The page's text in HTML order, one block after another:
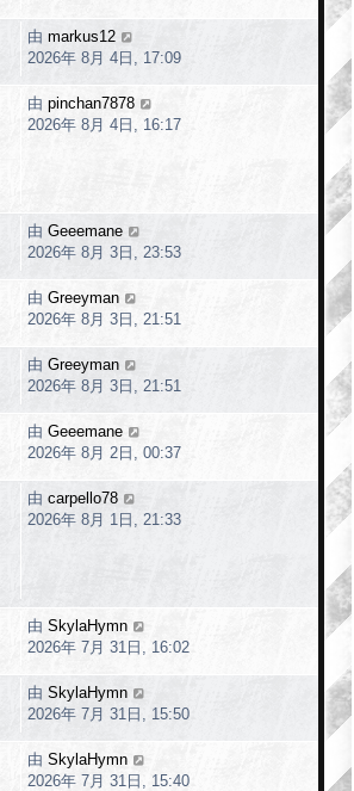
由 markus12
2026年 8月 4日, 17:09
由 pinchan7878
2026年 8月 4日, 16:17
由 Geeemane
2026年 8月 3日, 23:53
由 Greeyman
2026年 8月 3日, 21:51
由 Greeyman
2026年 8月 3日, 21:51
由 Geeemane
2026年 8月 2日, 00:37
由 carpello78
2026年 8月 1日, 21:33
由 SkylaHymn
2026年 7月 31日, 16:02
由 SkylaHymn
2026年 7月 31日, 15:50
由 SkylaHymn
2026年 7月 31日, 15:40